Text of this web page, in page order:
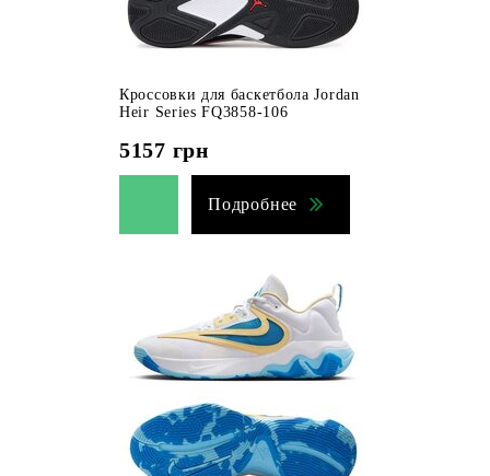
Кроссовки для баскетбола Jordan
Heir Series FQ3858-106
5157 грн
Подробнее